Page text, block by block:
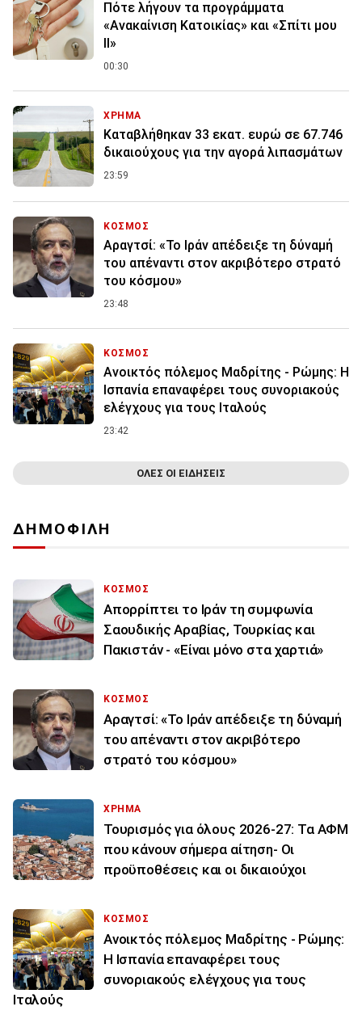
Πότε λήγουν τα προγράμματα
«Ανακαίνιση Κατοικίας» και «Σπίτι μου
ΙΙ»
00:30
ΧΡΗΜΑ
Καταβλήθηκαν 33 εκατ. ευρώ σε 67.746
δικαιούχους για την αγορά λιπασμάτων
23:59
ΚΟΣΜΟΣ
Αραγτσί: «Το Ιράν απέδειξε τη δύναμή
του απέναντι στον ακριβότερο στρατό
του κόσμου»
23:48
ΚΟΣΜΟΣ
Ανοικτός πόλεμος Μαδρίτης - Ρώμης: Η
Ισπανία επαναφέρει τους συνοριακούς
ελέγχους για τους Ιταλούς
23:42
ΟΛΕΣ ΟΙ ΕΙΔΗΣΕΙΣ
ΔΗΜΟΦΙΛΗ
ΚΟΣΜΟΣ
Απορρίπτει το Ιράν τη συμφωνία
Σαουδικής Αραβίας, Τουρκίας και
Πακιστάν - «Είναι μόνο στα χαρτιά»
ΚΟΣΜΟΣ
Αραγτσί: «Το Ιράν απέδειξε τη δύναμή
του απέναντι στον ακριβότερο
στρατό του κόσμου»
ΧΡΗΜΑ
Τουρισμός για όλους 2026-27: Τα ΑΦΜ
που κάνουν σήμερα αίτηση- Οι
προϋποθέσεις και οι δικαιούχοι
ΚΟΣΜΟΣ
Ανοικτός πόλεμος Μαδρίτης - Ρώμης:
Η Ισπανία επαναφέρει τους
συνοριακούς ελέγχους για τους
Ιταλούς